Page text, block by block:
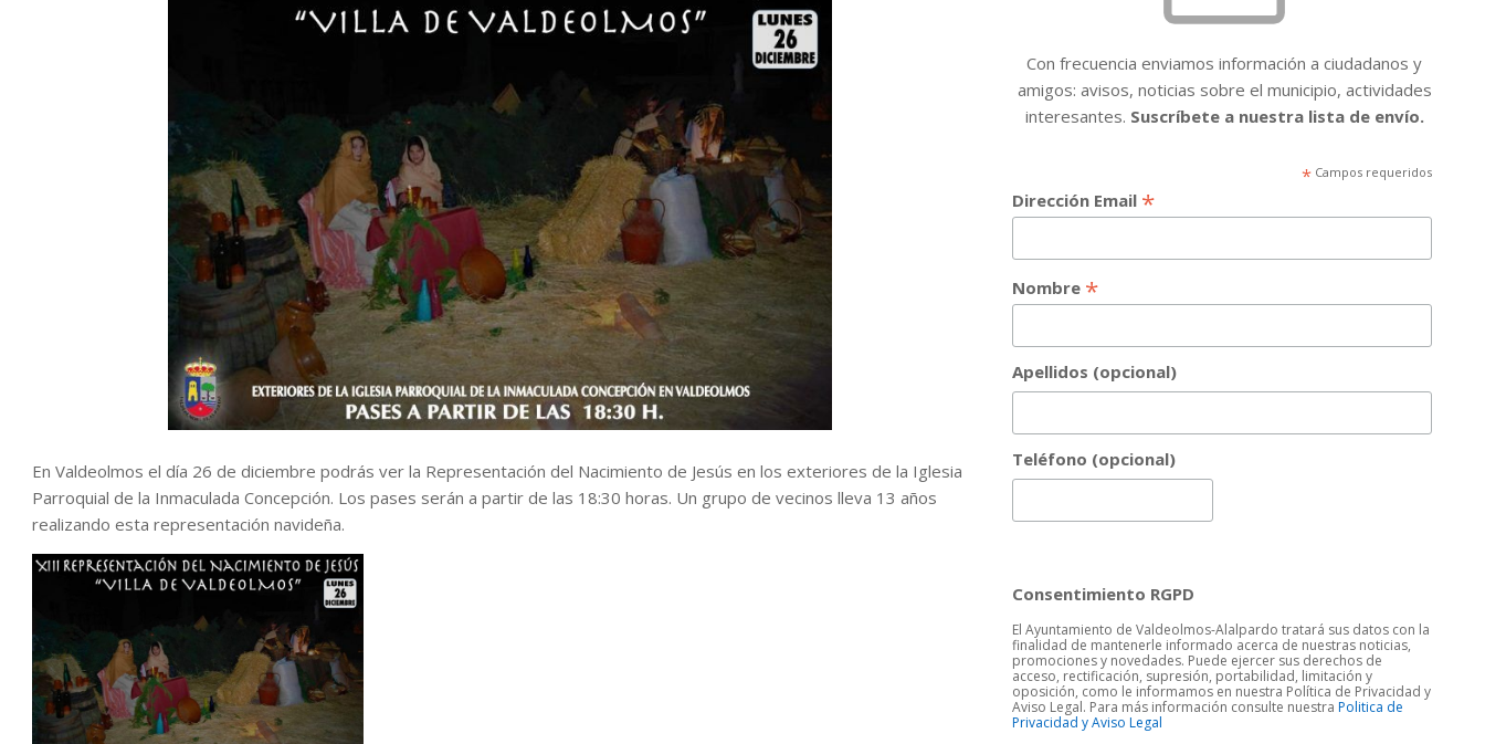
En Valdeolmos el día 26 de diciembre podrás ver la Representación del Nacimiento de Jesús en los exteriores de la Iglesia
Parroquial de la Inmaculada Concepción. Los pases serán a partir de las 18:30 horas. Un grupo de vecinos lleva 13 años
realizando esta representación navideña.
Con frecuencia enviamos información a ciudadanos y
amigos: avisos, noticias sobre el municipio, actividades
interesantes. Suscríbete a nuestra lista de envío.
* Campos requeridos
Dirección Email *
Nombre *
Apellidos (opcional)
Teléfono (opcional)
Consentimiento RGPD
El Ayuntamiento de Valdeolmos-Alalpardo tratará sus datos con la
finalidad de mantenerle informado acerca de nuestras noticias,
promociones y novedades. Puede ejercer sus derechos de
acceso, rectificación, supresión, portabilidad, limitación y
oposición, como le informamos en nuestra Política de Privacidad y
Aviso Legal. Para más información consulte nuestraPolitica de
Privacidad y Aviso Legal